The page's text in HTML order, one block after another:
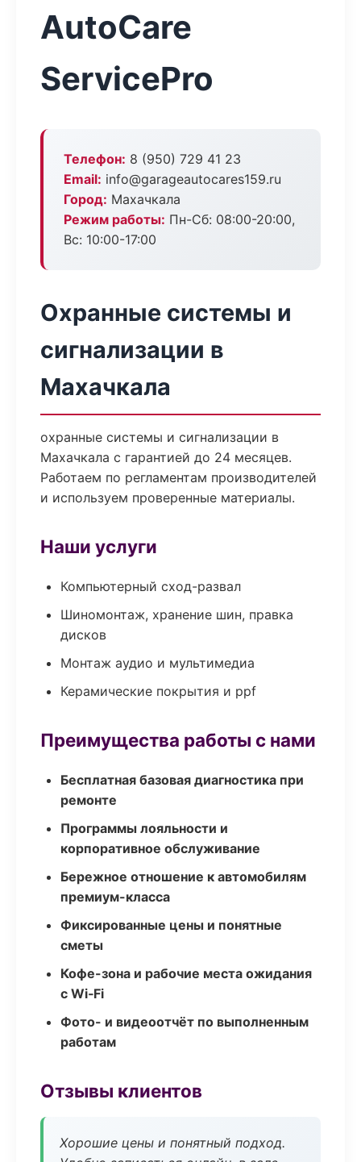
AutoCare
ServicePro
Телефон: 8 (950) 729 41 23
Email: info@garageautocares159.ru
Город: Махачкала
Режим работы: Пн-Сб: 08:00-20:00,
Вс: 10:00-17:00
Охранные системы и
сигнализации в
Махачкала
охранные системы и сигнализации в
Махачкала с гарантией до 24 месяцев.
Работаем по регламентам производителей
и используем проверенные материалы.
Наши услуги
Компьютерный сход-развал
Шиномонтаж, хранение шин, правка
дисков
Монтаж аудио и мультимедиа
Керамические покрытия и ppf
Преимущества работы с нами
Бесплатная базовая диагностика при
ремонте
Программы лояльности и
корпоративное обслуживание
Бережное отношение к автомобилям
премиум-класса
Фиксированные цены и понятные
сметы
Кофе-зона и рабочие места ожидания
с Wi‑Fi
Фото- и видеоотчёт по выполненным
работам
Отзывы клиентов
Хорошие цены и понятный подход.